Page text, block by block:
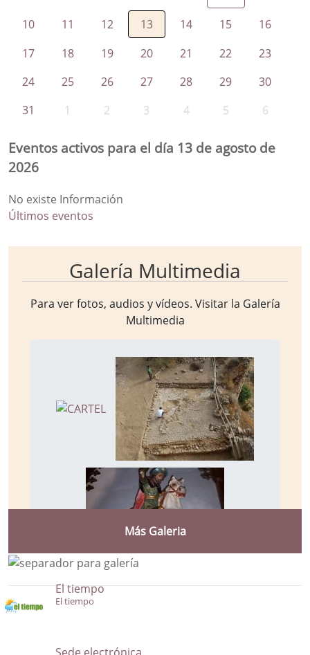
10
11 12 13 14 15
16
17
18 19 20 21 22
23
24
25 26 27 28 29
30
31
1 2 3 4 5 6
Eventos activos para el día 13 de agosto de
2026
No existe Información
Últimos eventos
Galería Multimedia
Para ver fotos, audios y vídeos. Visitar la Galería
Multimedia
Más Galeria
El tiempo
El tiempo